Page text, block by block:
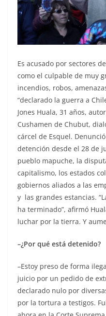
Es acusado por sectores
como el culpable de muy
incendios, robos,
“declarado la guerra a
Jones Huala, 31 años,
Cushamen de Chubut,
cárcel de Esquel.
detención desde el 28 de
pueblo mapuche, la
capitalismo, los estados
gobiernos aliados a las
y las grandes estancias.
ha terminado”, afirmó
luchar por la tierra. Y
–¿Por qué está detenido?
–Estoy preso de forma
juicio por un pedido de
declarado nulo por
por la tortura a testigos.